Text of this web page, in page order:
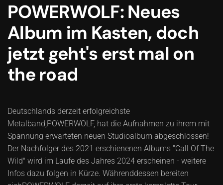
POWERWOLF: Neues
Album im Kasten, doch
jetzt geht's erst mal on
the road
Deutschlands derzeit erfolgreichste
Metalband,POWERWOLF, hat die Aufnahmen zu ihrem mit
Spannung erwarteten neuen Studioalbum abgeschlossen!
Der Nachfolger des 2021 erschienenen Albums "Call Of The
Wild" wird im Laufe des Jahres 2024 erscheinen - weitere
Infos dazu folgen in Kürze. Währenddessen bereiten